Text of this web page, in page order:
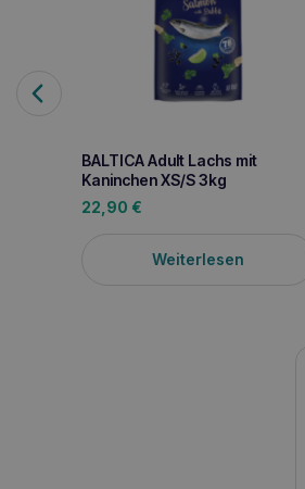
BALTICA Adult Lachs mit
Kaninchen XS/S 3kg
22,90 €
Weiterlesen